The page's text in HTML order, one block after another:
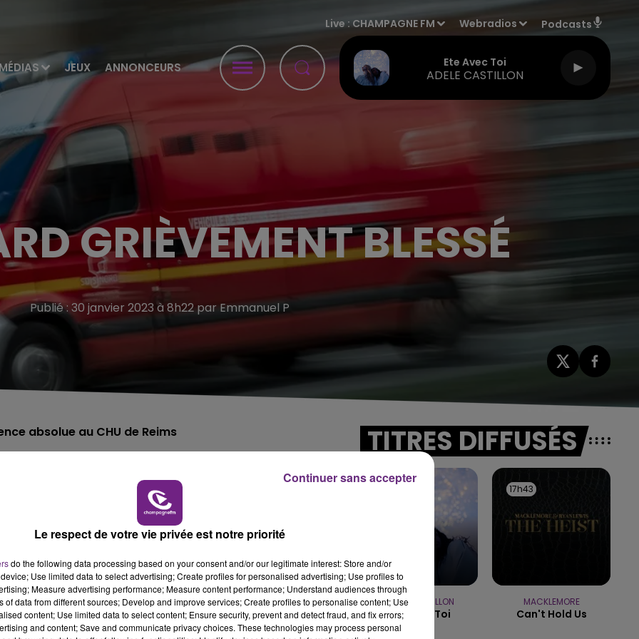
MÉDIAS JEUX ANNONCEURS
Live :CHAMPAGNE FM Webradios Podcasts
Ete Avec Toi
ADELE CASTILLON
GRIÈVEMENT BLESSÉ
Publié : 30 janvier 2023 à 8h22 par Emmanuel P
absolue au CHU de Reims
survenu vers 18h30, dimanche 29 janvier, sur la RD
un accident avec un piéton.
respiratoires, il a été transporté en Urgence
été transporté au CH de Rethel en Urgence Relative.
TITRES DIFFUSÉS
ADELE CASTILLON
Ete Avec Toi
17h43
17h43
MACKLEMORE
Can't Hold Us
Le respect de votre vie privée est notre priorité
do the following data processing based on your consent and/or our legitimate interest: Store and/or
Use limited data to select advertising; Create profiles for personalised advertising; Use profiles to
Measure advertising performance; Measure content performance; Understand audiences through
of data from different sources; Develop and improve services; Create profiles to personalise content; Use
content; Use limited data to select content; Ensure security, prevent and detect fraud, and fix errors;
and content; Save and communicate privacy choices. These technologies may process personal
Continuer sans accepter